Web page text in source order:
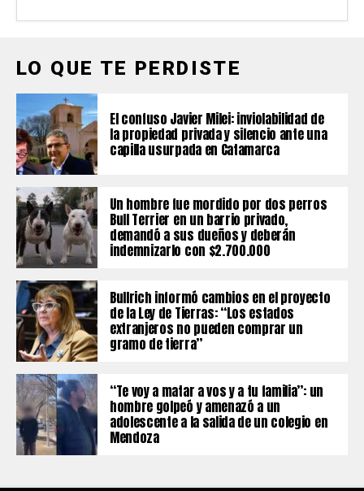
LO QUE TE PERDISTE
El confuso Javier Milei: inviolabilidad de
la propiedad privada y silencio ante una
capilla usurpada en Catamarca
Un hombre fue mordido por dos perros
Bull Terrier en un barrio privado,
demandó a sus dueños y deberán
indemnizarlo con $2.700.000
Bullrich informó cambios en el proyecto
de la Ley de Tierras: “Los estados
extranjeros no pueden comprar un
gramo de tierra”
“Te voy a matar a vos y a tu familia”: un
hombre golpeó y amenazó a un
adolescente a la salida de un colegio en
Mendoza